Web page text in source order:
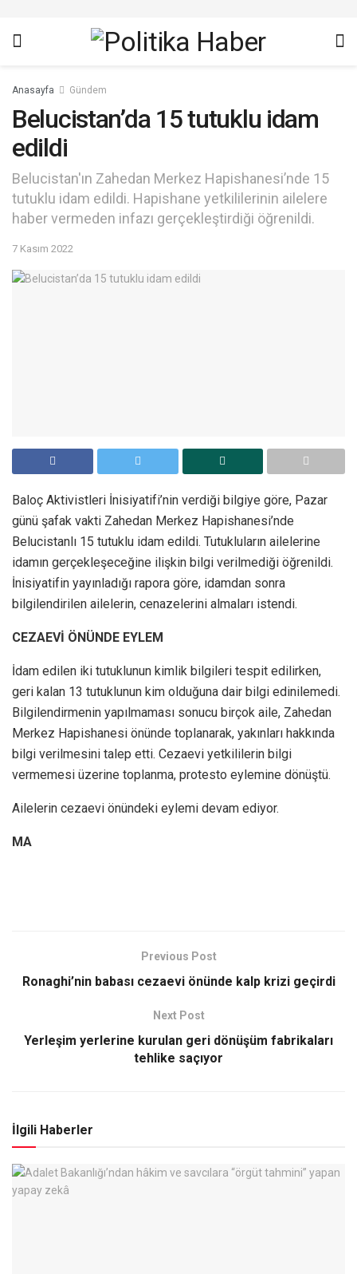
Anasayfa Gündem
Belucistan’da 15 tutuklu idam
edildi
Belucistan'ın Zahedan Merkez Hapishanesi’nde 15
tutuklu idam edildi. Hapishane yetkililerinin ailelere
haber vermeden infazı gerçekleştirdiği öğrenildi.
7 Kasım 2022
Baloç Aktivistleri İnisiyatifi’nin verdiği bilgiye göre, Pazar
günü şafak vakti Zahedan Merkez Hapishanesi’nde
Belucistanlı 15 tutuklu idam edildi. Tutukluların ailelerine
idamın gerçekleşeceğine ilişkin bilgi verilmediği öğrenildi.
İnisiyatifin yayınladığı rapora göre, idamdan sonra
bilgilendirilen ailelerin, cenazelerini almaları istendi.
CEZAEVİ ÖNÜNDE EYLEM
İdam edilen iki tutuklunun kimlik bilgileri tespit edilirken,
geri kalan 13 tutuklunun kim olduğuna dair bilgi edinilemedi.
Bilgilendirmenin yapılmaması sonucu birçok aile, Zahedan
Merkez Hapishanesi önünde toplanarak, yakınları hakkında
bilgi verilmesini talep etti. Cezaevi yetkililerin bilgi
vermemesi üzerine toplanma, protesto eylemine dönüştü.
Ailelerin cezaevi önündeki eylemi devam ediyor.
MA
Previous Post
Ronaghi’nin babası cezaevi önünde kalp krizi geçirdi
Next Post
Yerleşim yerlerine kurulan geri dönüşüm fabrikaları
tehlike saçıyor
İlgili Haberler